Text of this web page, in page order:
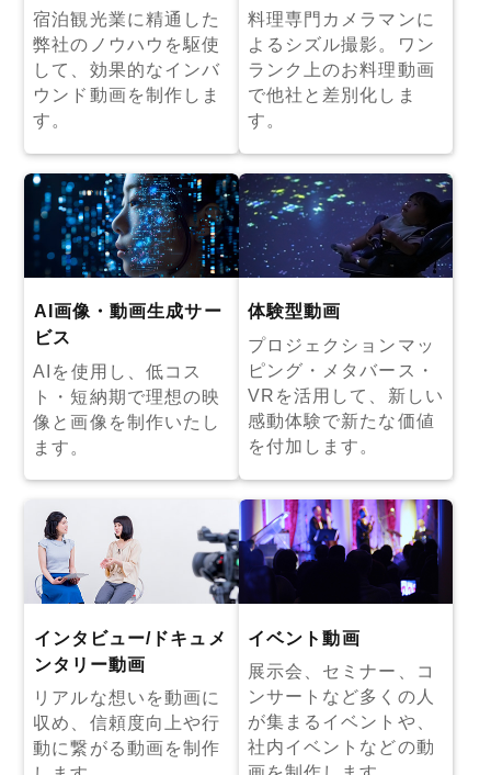
宿泊観光業に精通した
弊社のノウハウを駆使
して、効果的なインバ
ウンド動画を制作しま
す。
料理専門カメラマンに
よるシズル撮影。ワン
ランク上のお料理動画
で他社と差別化しま
す。
AI画像・動画生成サー
ビス
AIを使用し、低コス
ト・短納期で理想の映
像と画像を制作いたし
ます。
体験型動画
プロジェクションマッ
ピング・メタバース・
VRを活用して、新しい
感動体験で新たな価値
を付加します。
インタビュー/ドキュメ
ンタリー動画
リアルな想いを動画に
収め、信頼度向上や行
動に繋がる動画を制作
イベント動画
展示会、セミナー、コ
ンサートなど多くの人
が集まるイベントや、
社内イベントなどの動